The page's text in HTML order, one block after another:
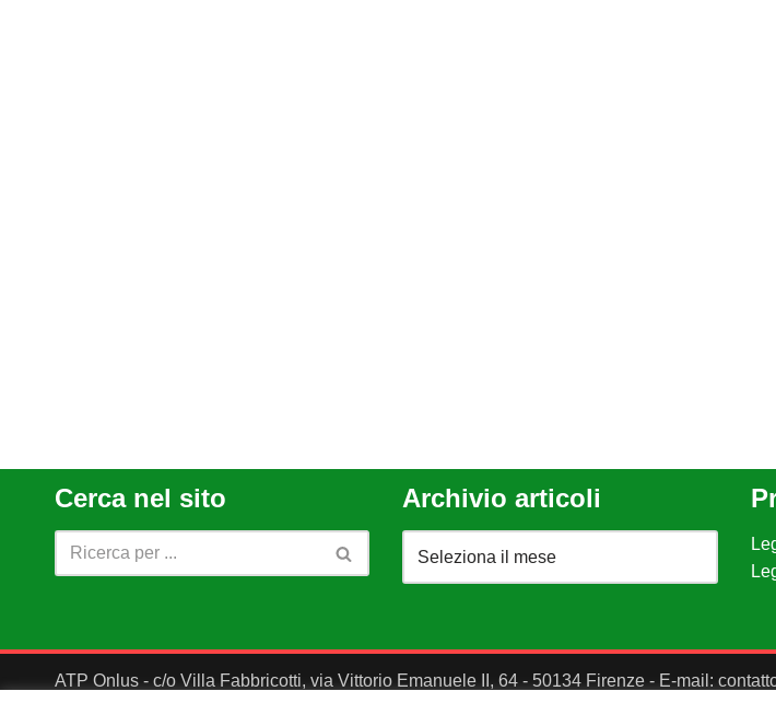
Cerca nel sito Archivio articoli
ATP Onlus - c/o Villa Fabbricotti, via Vittorio Emanuele II, 64 - 50134 Firenze - E-mail: